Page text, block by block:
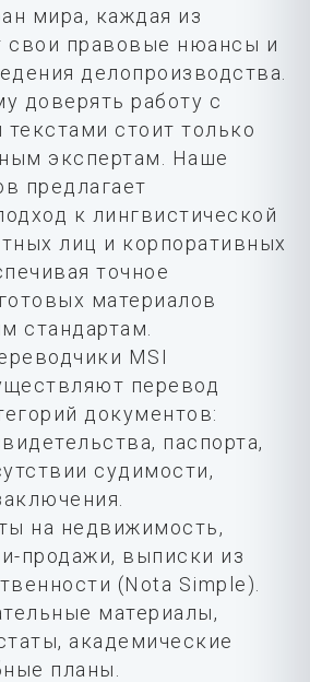
мира, каждая из
свои правовые нюансы и
делопроизводства.
доверять работу с
стоит только
экспертам. Наше
предлагает
к лингвистической
лиц и корпоративных
точное
материалов
стандартам.
MSI
перевод
документов:
паспорта,
судимости,
недвижимость,
продажи, выписки из
(Nota Simple).
материалы,
академические
планы.